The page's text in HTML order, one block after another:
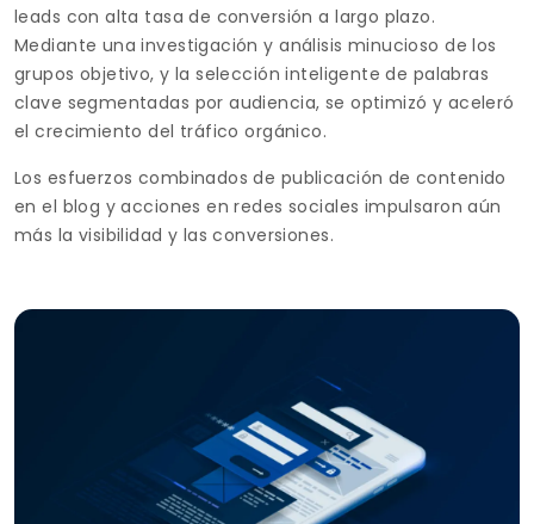
leads con alta tasa de conversión a largo plazo.
Mediante una investigación y análisis minucioso de los
grupos objetivo, y la selección inteligente de palabras
clave segmentadas por audiencia, se optimizó y aceleró
el crecimiento del tráfico orgánico.
Los esfuerzos combinados de publicación de contenido
en el blog y acciones en redes sociales impulsaron aún
más la visibilidad y las conversiones.